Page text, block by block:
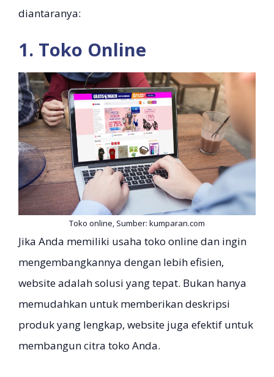
diantaranya:
1. Toko Online
Toko online, Sumber: kumparan.com
Jika Anda memiliki usaha toko online dan ingin
mengembangkannya dengan lebih efisien,
website adalah solusi yang tepat. Bukan hanya
memudahkan untuk memberikan deskripsi
produk yang lengkap, website juga efektif untuk
membangun citra toko Anda.